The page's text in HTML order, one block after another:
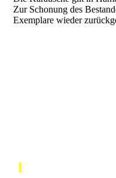
Zur Schonung des
Exemplare wieder